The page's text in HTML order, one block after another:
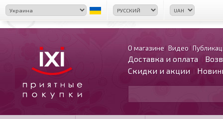
О магазине Видео
Доставка и оплата
Скидки и акции